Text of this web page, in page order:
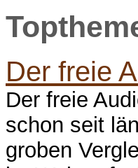
Der freie
Der freie
schon seit
groben